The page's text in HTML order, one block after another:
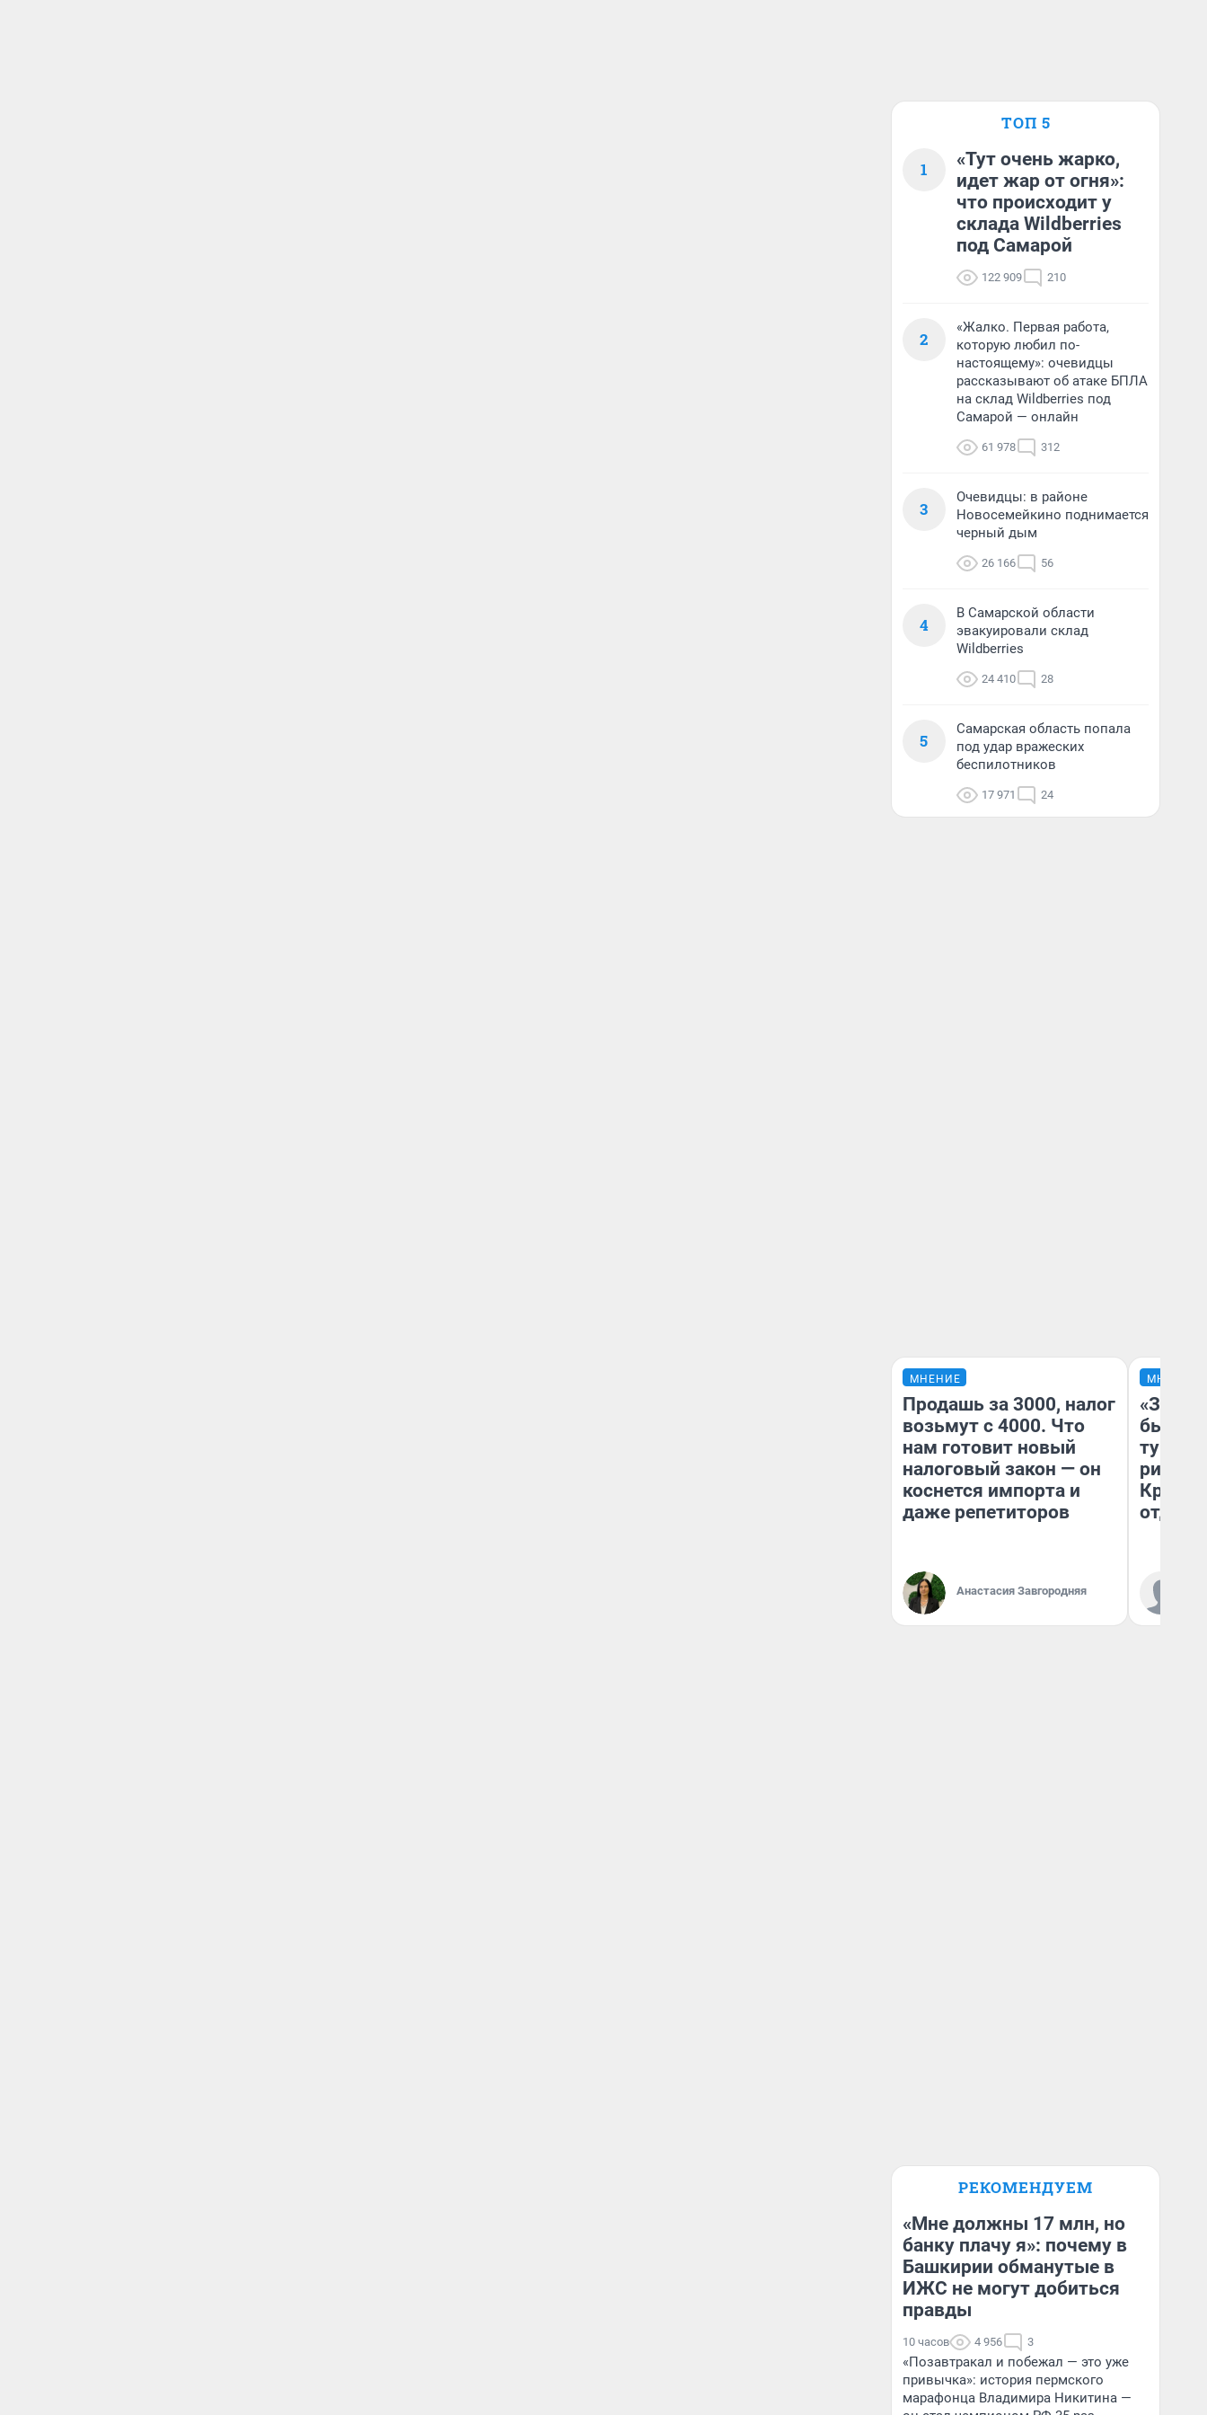
ТОП 5
1
«Тут очень жарко,
идет жар от огня»:
что происходит у
склада Wildberries
под Самарой
122 909 210
2
«Жалко. Первая работа,
которую любил по-
настоящему»: очевидцы
рассказывают об атаке БПЛА
на склад Wildberries под
Самарой — онлайн
61 978 312
3
Очевидцы: в районе
Новосемейкино поднимается
черный дым
26 166 56
4
В Самарской области
эвакуировали склад
Wildberries
24 410 28
5
Самарская область попала
под удар вражеских
беспилотников
17 971 24
МНЕНИЕ
Продашь за 3000, налог
возьмут с 4000. Что
нам готовит новый
налоговый закон — он
коснется импорта и
даже репетиторов
Анастасия Завгородняя
МНЕНИЕ
«За
были
Крым —
РЕКОМЕНДУЕМ
«Мне должны 17 млн, но
банку плачу я»: почему в
Башкирии обманутые в
ИЖС не могут добиться
правды
10 часов 4 956 3
«Позавтракал и побежал — это уже
привычка»: история пермского
марафонца Владимира Никитина —